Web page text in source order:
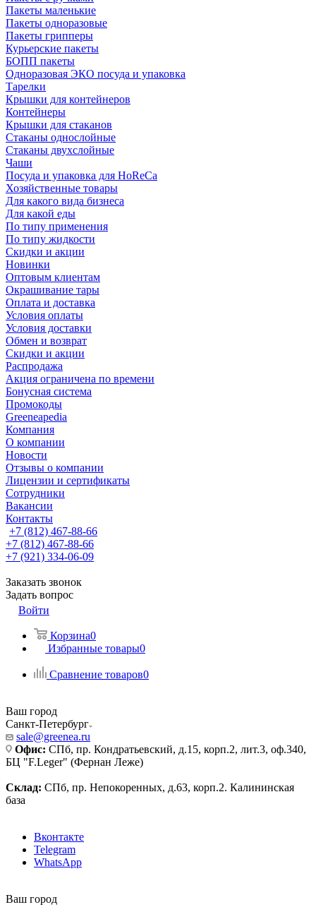
Пакеты маленькие
Пакеты одноразовые
Пакеты грипперы
Курьерские пакеты
БОПП пакеты
Одноразовая ЭКО посуда и упаковка
Тарелки
Крышки для контейнеров
Контейнеры
Крышки для стаканов
Стаканы однослойные
Стаканы двухслойные
Чаши
Посуда и упаковка для HoReCa
Хозяйственные товары
Для какого вида бизнеса
Для какой еды
По типу применения
По типу жидкости
Скидки и акции
Новинки
Оптовым клиентам
Окрашивание тары
Оплата и доставка
Условия оплаты
Условия доставки
Обмен и возврат
Скидки и акции
Распродажа
Акция ограничена по времени
Бонусная система
Промокоды
Greeneapedia
Компания
О компании
Новости
Отзывы о компании
Лицензии и сертификаты
Сотрудники
Вакансии
Контакты
+7 (812) 467-88-66
+7 (812) 467-88-66
+7 (921) 334-06-09
Заказать звонок
Задать вопрос
Войти
Корзина0
Избранные товары0
Сравнение товаров0
Ваш город
Санкт-Петербург
sale@greenea.ru
Офис: СПб, пр. Кондратьевский, д.15, корп.2, лит.3, оф.340,
БЦ "F.Leger" (Фернан Леже)
Склад: СПб, пр. Непокоренных, д.63, корп.2. Калининская
база
Вконтакте
Telegram
WhatsApp
Ваш город